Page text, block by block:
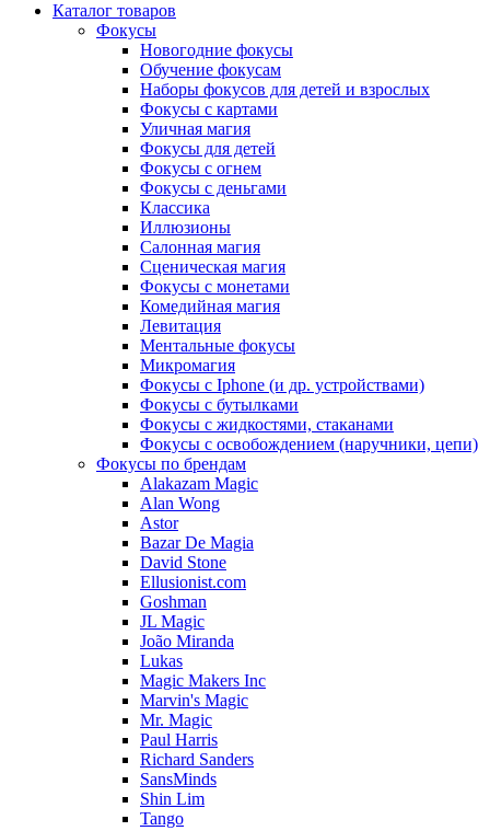
Каталог товаров
Фокусы
Новогодние фокусы
Обучение фокусам
Наборы фокусов для детей и взрослых
Фокусы с картами
Уличная магия
Фокусы для детей
Фокусы с огнем
Фокусы с деньгами
Классика
Иллюзионы
Салонная магия
Сценическая магия
Фокусы с монетами
Комедийная магия
Левитация
Ментальные фокусы
Микромагия
Фокусы с Iphone (и др. устройствами)
Фокусы с бутылками
Фокусы с жидкостями, стаканами
Фокусы с освобождением (наручники, цепи)
Фокусы по брендам
Alakazam Magic
Alan Wong
Astor
Bazar De Magia
David Stone
Ellusionist.com
Goshman
JL Magic
João Miranda
Lukas
Magic Makers Inc
Marvin's Magic
Mr. Magic
Paul Harris
Richard Sanders
SansMinds
Shin Lim
Tango